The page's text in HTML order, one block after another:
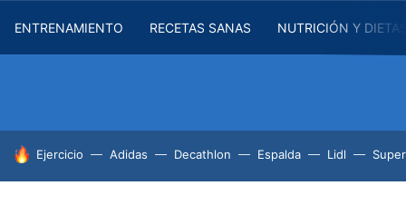
ENTRENAMIENTO RECETAS SANAS NUTRICIÓN Y
HOY SE HABLA DE
Ejercicio Adidas Decathlon Espalda Lidl